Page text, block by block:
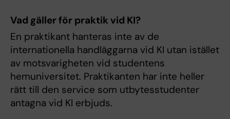
Vad gäller för praktik vid KI?
En praktikant hanteras inte av de
internationella handläggarna vid KI utan istället
av motsvarigheten vid studentens
hemuniversitet. Praktikanten har inte heller
rätt till den service som utbytesstudenter
antagna vid KI erbjuds.